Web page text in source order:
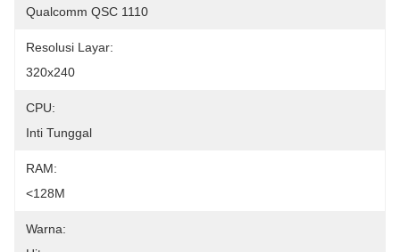
Qualcomm QSC 1110
Resolusi Layar:
320x240
CPU:
Inti Tunggal
RAM:
<128M
Warna: